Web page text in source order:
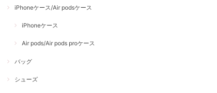
iPhoneケース/Air podsケース
iPhoneケース
Air pods/Air pods proケース
バッグ
シューズ